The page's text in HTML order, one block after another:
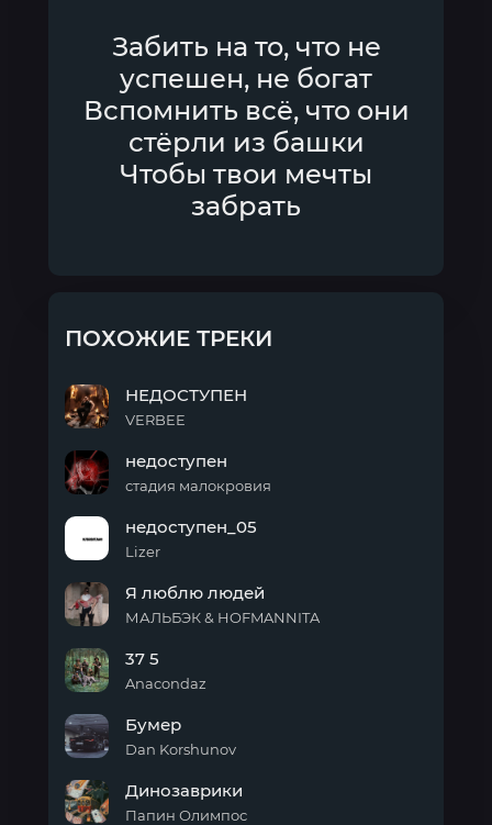
Забить на то, что не
успешен, не богат
Вспомнить всё, что они
стёрли из башки
Чтобы твои мечты
забрать
ПОХОЖИЕ ТРЕКИ
НЕДОСТУПЕН
VERBEE
недоступен
стадия малокровия
недоступен_05
Lizer
люблю
людей
Я люблю людей
МАЛЬБЭК & HOFMANNITA
37 5
Anacondaz
Бумер
Dan Korshunov
Динозаврики
Папин Олимпос